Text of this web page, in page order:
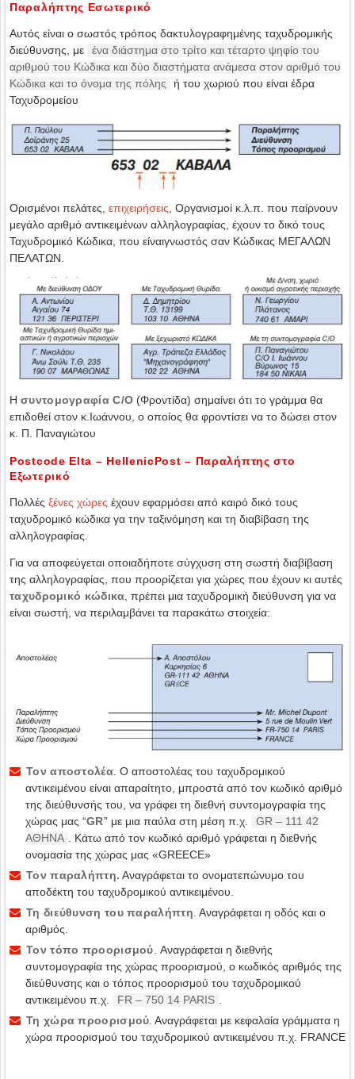
Παραλήπτης Εσωτερικό
Αυτός είναι ο σωστός τρόπος δακτυλογραφημένης ταχυδρομικής
διεύθυνσης, με
ένα διάστημα στο τρίτο και τέταρτο ψηφίο του
αριθμού του Κώδικα και δύο διαστήματα ανάμεσα στον αριθμό του
Κώδικα και το όνομα της πόλης
ή του χωριού που είναι έδρα
Ταχυδρομείου
Ορισμένοι πελάτες, επιχειρήσεις, Οργανισμοί κ.λ.π. που παίρνουν
μεγάλο αριθμό αντικειμένων αλληλογραφίας, έχουν το δικό τους
Ταχυδρομικό Κώδικα, που είναιγνωστός σαν Κώδικας ΜΕΓΑΛΩΝ
ΠΕΛΑΤΩΝ.
Η συντομογραφία C/Ο (Φροντίδα) σημαίνει ότι το γράμμα θα
επιδοθεί στον κ.Ιωάννου, ο οποίος θα φροντίσει να το δώσει στον
κ. Π. Παναγιώτου
Postcode Elta – HellenicPost – Παραλήπτης στο
Εξωτερικό
Πολλές ξένες χώρες έχουν εφαρμόσει από καιρό δικό τους
ταχυδρομικό κώδικα γα την ταξινόμηση και τη διαβίβαση της
αλληλογραφίας.
Για να αποφεύγεται οποιαδήποτε σύγχυση στη σωστή διαβίβαση
της αλληλογραφίας, που προορίζεται για χώρες που έχουν κι αυτές
ταχυδρομικό κώδικα , πρέπει μια ταχυδρομική διεύθυνση για να
είναι σωστή, να περιλαμβάνει τα παρακάτω στοιχεία:
Τον αποστολέα. O αποστολέας του ταχυδρομικού
αντικειμένου είναι απαραίτητο, μπροστά από τον κωδικό αριθμό
της διεύθυνσής του, να γράφει τη διεθνή συντομογραφία της
χώρας μας “GR” με μια παύλα στη μέση π.χ.
GR – 111 42
AΘHNA . Κάτω από τον κωδικό αριθμό γράφεται η διεθνής
ονομασία της χώρας μας «GREECE»
Τον παραλήπτη. Αναγράφεται το ονοματεπώνυμο του
αποδέκτη του ταχυδρομικού αντικειμένου.
Τη διεύθυνση του παραλήπτη. Αναγράφεται η οδός και ο
αριθμός.
Τον τόπο προορισμού. Aναγράφεται η διεθνής
συντομογραφία της χώρας προορισμού, ο κωδικός αριθμός της
διεύθυνσης και ο τόπος προορισμού του ταχυδρομικού
αντικειμένου π.χ.
FR – 750 14 PARIS .
Τη χώρα προορισμού. Αναγράφεται με κεφαλαία γράμματα η
χώρα προορισμού του ταχυδρομικού αντικειμένου π.χ. FRANCE